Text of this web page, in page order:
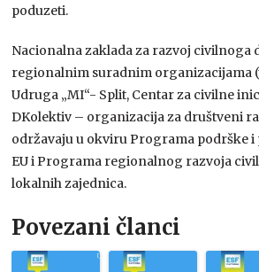
poduzeti.
Nacionalna zaklada za razvoj civilnoga
regionalnim suradnim organizacijama
Udruga „MI“- Split, Centar za civilne
DKolektiv – organizacija za društveni
održavaju u okviru Programa podrške
EU i Programa regionalnog razvoja
lokalnih zajednica.
Povezani članci